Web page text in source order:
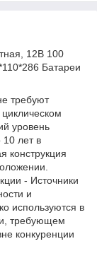
12В 100
Батареи
требуют
уровень
10 лет в
конструкция
- Источники
и
используются в
требующем
конкуренции